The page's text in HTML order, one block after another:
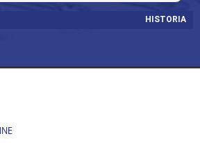
HISTORIA